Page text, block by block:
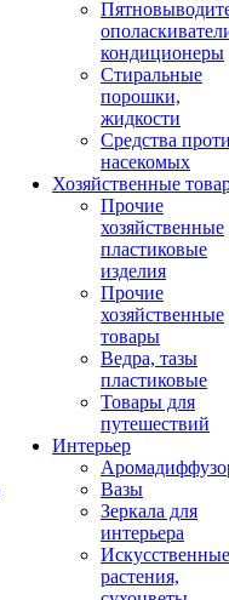
кондиционеры
Стиральные
порошки,
жидкости
Средства
насекомых
Хозяйственные
Прочие
хозяйственные
пластиковые
изделия
Прочие
хозяйственные
товары
Ведра, тазы
пластиковые
Товары для
путешествий
Интерьер
Вазы
Зеркала для
интерьера
Искусственные
растения,